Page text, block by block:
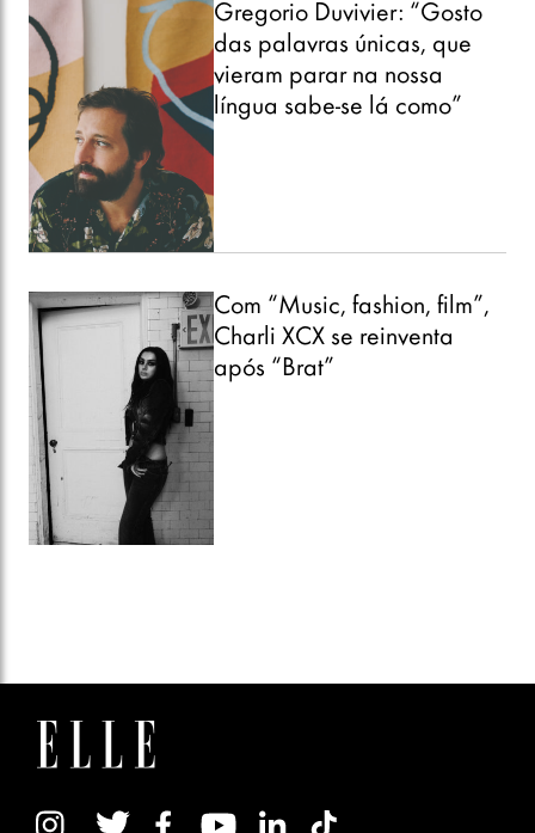
Gregorio Duvivier: “Gosto
das palavras únicas, que
vieram parar na nossa
língua sabe-se lá como”
Com “Music, fashion, film”,
Charli XCX se reinventa
após “Brat”